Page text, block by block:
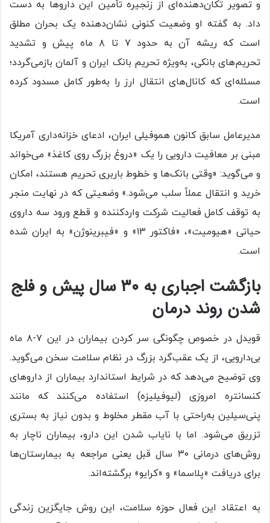
و تصویر تکان‌دهنده‌ای از زنجیره تأمین این داروها به دست
داد. به گفته او وضعیت کنونی نشان‌دهنده یک بحران مطلق
است که ریشه آن به حدود ۷ تا ۸ ماه پیش و تشدید
تحریم‌های بانکی، به‌ویژه تحریم بانک ایران و آلمان بازمی‌گردد؛
مسئله‌ای که کانال‌های انتقال ارز را به‌طور کامل مسدود کرده
است.
مدیرعامل سابق کانون هموفیلی ایران، ادعای خزانه‌داری آمریکا
مبنی بر معافیت دارویی را یک «دروغ بزرگ روی کاغذ» می‌خواند
و می‌گوید: «وقتی بانک‌ها و خطوط باربری تحریم هستند، امکان
خرید و انتقال عملاً سلب می‌شود.» وضعیتی که در نهایت منجر
به توقف کامل فعالیت شرکت واردکننده و قطع ورود سه داروی
حیاتی «هیومیت»، «فاکتور ۱۳» و «فیبرینوژن» به ایران شده
است.
بازگشت اجباری به ۳۰سال پیش و فلج
شدن روند درمان
قویدل در خصوص چگونگی سر کردن بیماران در این ۷-۸ ماه
بی‌دارویی، از یک عقب‌گرد بزرگ در نظام سلامت سخن می‌گوید.
وی توضیح می‌دهد که در شرایط استاندارد بیماران از داروهای
کنسانتره امروزی (لیوفیلیزه) استفاده می‌کنند که مانند
پنی‌سیلین به‌راحتی با آب مقطر مخلوط و بدون نیاز به بستری
تزریق می‌شود. اما با نایاب شدن این دارو، بیماران ناچار به
روش‌های درمانی ۳۰ سال قبل یعنی مراجعه به بیمارستان‌ها
برای دریافت «پلاسما» و «کرایو» برگشته‌اند.
به اعتقاد این فعال حوزه سلامت، این روش جایگزین زندگی